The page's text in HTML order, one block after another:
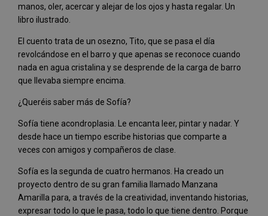
manos, oler, acercar y alejar de los ojos y hasta regalar. Un
libro ilustrado.
El cuento trata de un osezno, Tito, que se pasa el día
revolcándose en el barro y que apenas se reconoce cuando
nada en agua cristalina y se desprende de la carga de barro
que llevaba siempre encima.
¿Queréis saber más de Sofía?
Sofía tiene acondroplasia. Le encanta leer, pintar y nadar. Y
desde hace un tiempo escribe historias que comparte a
veces con amigos y compañeros de clase.
Sofía es la segunda de cuatro hermanos. Ha creado un
proyecto dentro de su gran familia llamado Manzana
Amarilla para, a través de la creatividad, inventando historias,
expresar todo lo que le pasa, todo lo que tiene dentro. Porque